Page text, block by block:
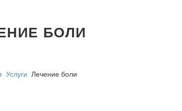
БОЛИ
Услуги Лечение боли